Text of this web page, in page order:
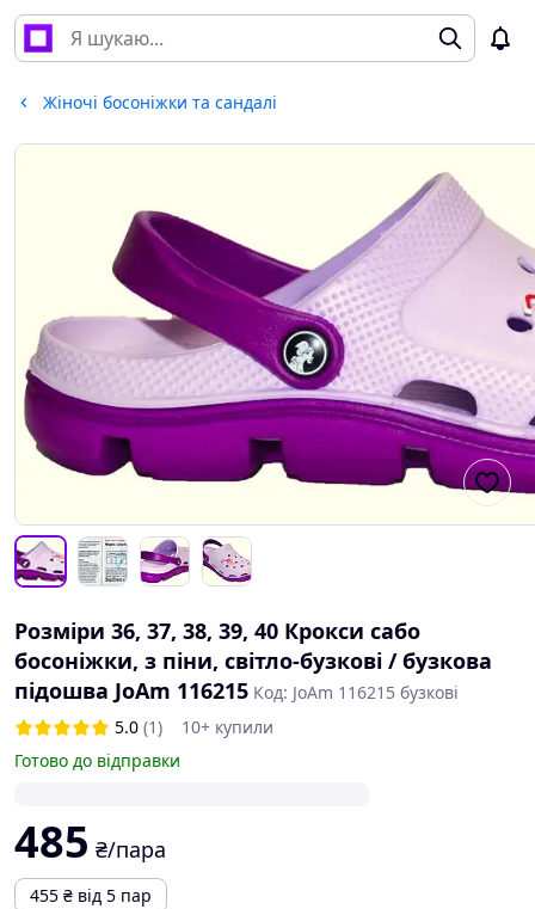
Жіночі босоніжки та сандалі
Розміри 36, 37, 38, 39, 40 Крокси сабо
босоніжки, з піни, світло-бузкові / бузкова
підошва JoAm 116215 Код: JoAm 116215 бузкові
5.0 (1)
10+ купили
Готово до відправки
485 ₴/пара
455 ₴ від 5 пар